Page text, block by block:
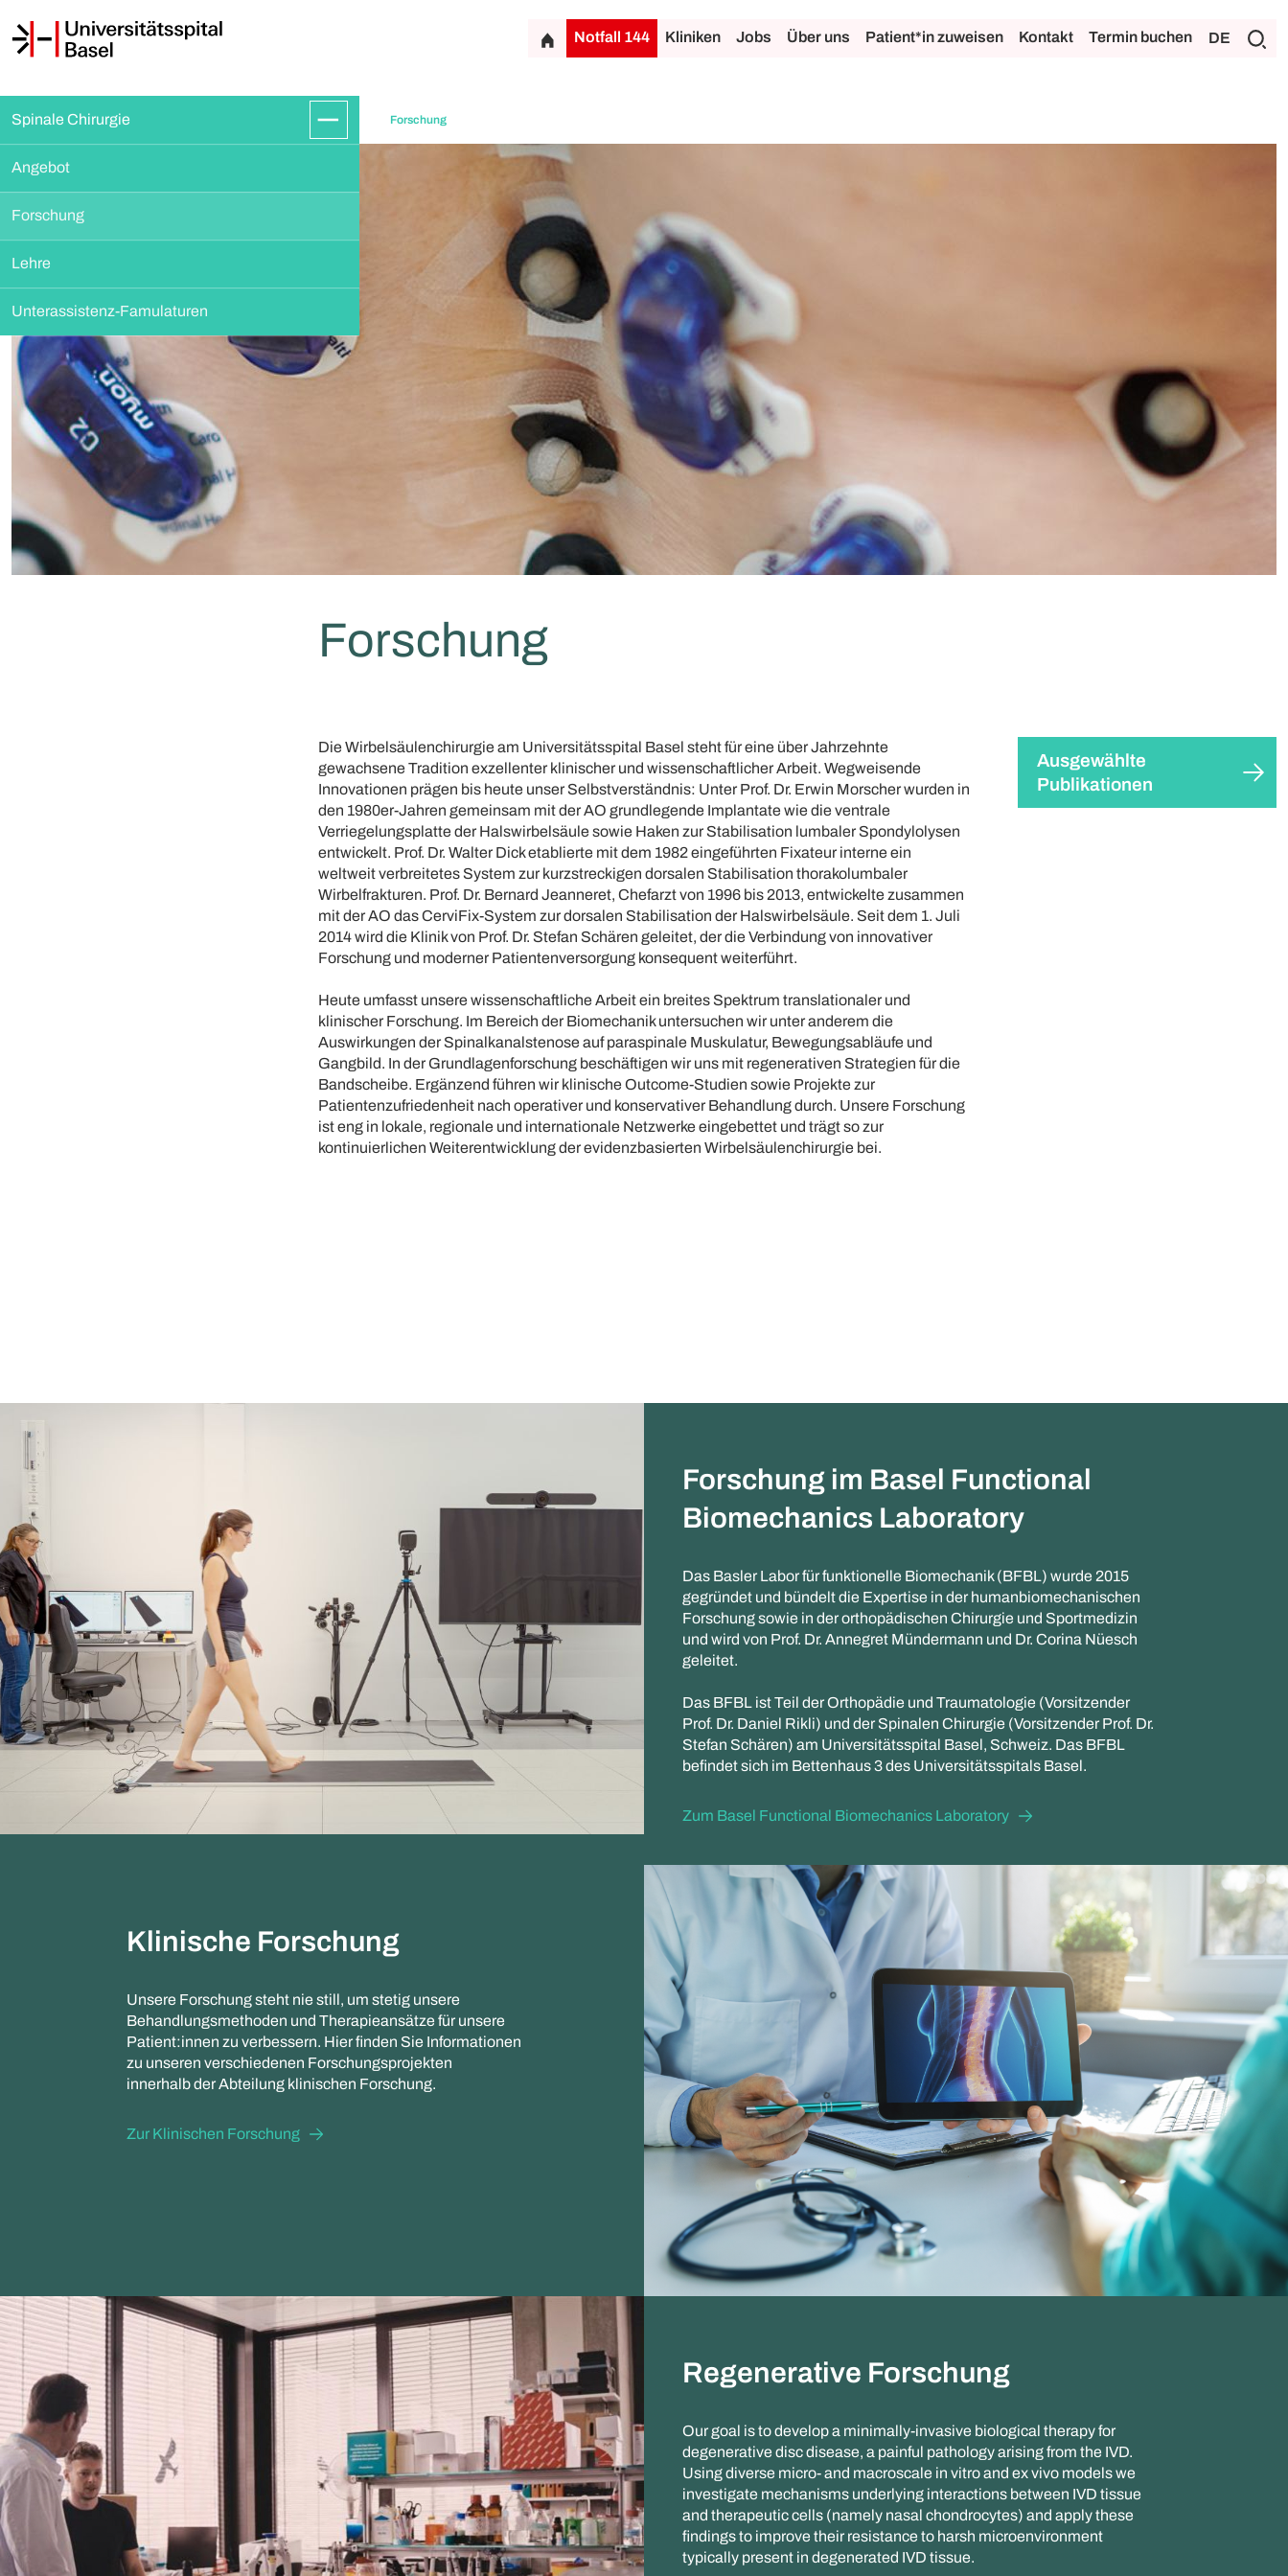
Notfall 144 Kliniken Jobs Über uns Patient*in zuweisen Kontakt Termin buchen DE
Spinale Chirurgie
Angebot
Forschung
Lehre
Unterassistenz-Famulaturen
Forschung
Forschung
Die Wirbelsäulenchirurgie am Universitätsspital Basel steht für eine über Jahrzehnte
gewachsene Tradition exzellenter klinischer und wissenschaftlicher Arbeit. Wegweisende
Innovationen prägen bis heute unser Selbstverständnis: Unter Prof. Dr. Erwin Morscher wurden in
den 1980er-Jahren gemeinsam mit der AO grundlegende Implantate wie die ventrale
Verriegelungsplatte der Halswirbelsäule sowie Haken zur Stabilisation lumbaler Spondylolysen
entwickelt. Prof. Dr. Walter Dick etablierte mit dem 1982 eingeführten Fixateur interne ein
weltweit verbreitetes System zur kurzstreckigen dorsalen Stabilisation thorakolumbaler
Wirbelfrakturen. Prof. Dr. Bernard Jeanneret, Chefarzt von 1996 bis 2013, entwickelte zusammen
mit der AO das CerviFix-System zur dorsalen Stabilisation der Halswirbelsäule. Seit dem 1. Juli
2014 wird die Klinik von Prof. Dr. Stefan Schären geleitet, der die Verbindung von innovativer
Forschung und moderner Patientenversorgung konsequent weiterführt.
Heute umfasst unsere wissenschaftliche Arbeit ein breites Spektrum translationaler und
klinischer Forschung. Im Bereich der Biomechanik untersuchen wir unter anderem die
Auswirkungen der Spinalkanalstenose auf paraspinale Muskulatur, Bewegungsabläufe und
Gangbild. In der Grundlagenforschung beschäftigen wir uns mit regenerativen Strategien für die
Bandscheibe. Ergänzend führen wir klinische Outcome-Studien sowie Projekte zur
Patientenzufriedenheit nach operativer und konservativer Behandlung durch. Unsere Forschung
ist eng in lokale, regionale und internationale Netzwerke eingebettet und trägt so zur
kontinuierlichen Weiterentwicklung der evidenzbasierten Wirbelsäulenchirurgie bei.
Ausgewählte
Publikationen
Forschung im Basel Functional
Biomechanics Laboratory
Das Basler Labor für funktionelle Biomechanik (BFBL) wurde 2015
gegründet und bündelt die Expertise in der humanbiomechanischen
Forschung sowie in der orthopädischen Chirurgie und Sportmedizin
und wird von Prof. Dr. Annegret Mündermann und Dr. Corina Nüesch
geleitet.
Das BFBL ist Teil der Orthopädie und Traumatologie (Vorsitzender
Prof. Dr. Daniel Rikli) und der Spinalen Chirurgie (Vorsitzender Prof. Dr.
Stefan Schären) am Universitätsspital Basel, Schweiz. Das BFBL
befindet sich im Bettenhaus 3 des Universitätsspitals Basel.
Zum Basel Functional Biomechanics Laboratory
Klinische Forschung
Unsere Forschung steht nie still, um stetig unsere
Behandlungsmethoden und Therapieansätze für unsere
Patient:innen zu verbessern. Hier finden Sie Informationen
zu unseren verschiedenen Forschungsprojekten
innerhalb der Abteilung klinischen Forschung.
Zur Klinischen Forschung
Regenerative Forschung
Our goal is to develop a minimally-invasive biological therapy for
degenerative disc disease, a painful pathology arising from the IVD.
Using diverse micro- and macroscale in vitro and ex vivo models we
investigate mechanisms underlying interactions between IVD tissue
and therapeutic cells (namely nasal chondrocytes) and apply these
findings to improve their resistance to harsh microenvironment
typically present in degenerated IVD tissue.